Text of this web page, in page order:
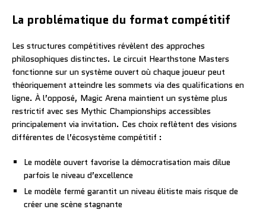
La problématique du format compétitif
Les structures compétitives révèlent des approches
philosophiques distinctes. Le circuit Hearthstone Masters
fonctionne sur un système ouvert où chaque joueur peut
théoriquement atteindre les sommets via des qualifications en
ligne. À l’opposé, Magic Arena maintient un système plus
restrictif avec ses Mythic Championships accessibles
principalement via invitation. Ces choix reflètent des visions
différentes de l’écosystème compétitif :
Le modèle ouvert favorise la démocratisation mais dilue
parfois le niveau d’excellence
Le modèle fermé garantit un niveau élitiste mais risque de
créer une scène stagnante